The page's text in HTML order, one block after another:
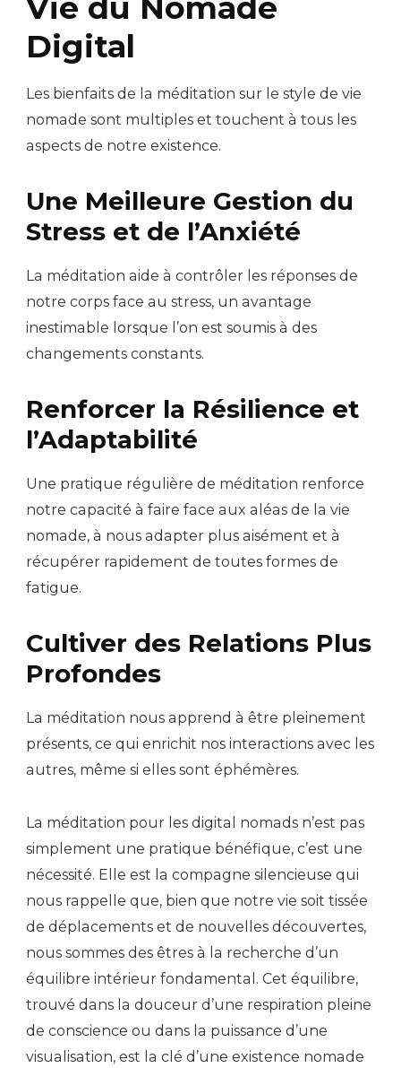
Digital
Les bienfaits de la méditation sur le style de vie
nomade sont multiples et touchent à tous les
aspects de notre existence.
Une Meilleure Gestion du
Stress et de l’Anxiété
La méditation aide à contrôler les réponses de
notre corps face au stress, un avantage
inestimable lorsque l’on est soumis à des
changements constants.
Renforcer la Résilience et
l’Adaptabilité
Une pratique régulière de méditation renforce
notre capacité à faire face aux aléas de la vie
nomade, à nous adapter plus aisément et à
récupérer rapidement de toutes formes de
fatigue.
Cultiver des Relations Plus
Profondes
La méditation nous apprend à être pleinement
présents, ce qui enrichit nos interactions avec les
autres, même si elles sont éphémères.
La méditation pour les digital nomads n’est pas
simplement une pratique bénéfique, c’est une
nécessité. Elle est la compagne silencieuse qui
nous rappelle que, bien que notre vie soit tissée
de déplacements et de nouvelles découvertes,
nous sommes des êtres à la recherche d’un
équilibre intérieur fondamental. Cet équilibre,
trouvé dans la douceur d’une respiration pleine
de conscience ou dans la puissance d’une
visualisation, est la clé d’une existence nomade